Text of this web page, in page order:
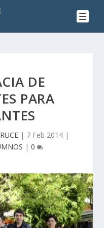
DE
PARA
| 7 Feb 2014|
| 0